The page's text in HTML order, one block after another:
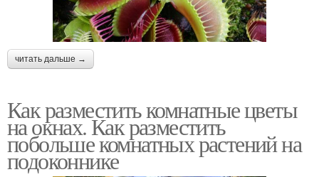
читать дальше →
Как разместить комнатные цветы
на окнах. Как разместить
побольше комнатных растений на
подоконнике